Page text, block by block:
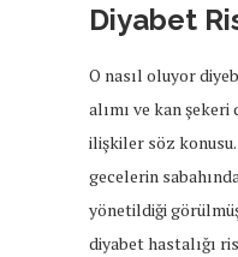
Diyabet
O nasıl oluyor
alımı ve kan şekeri
ilişkiler söz konusu.
gecelerin
yönetildiği
diyabet hastalığı